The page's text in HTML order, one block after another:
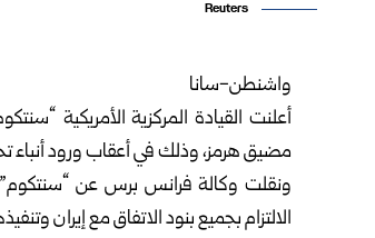
Reuters
واشنطن-سانا‏
أعلنت القيادة المركزية الأمريكية
مضيق هرمز، وذلك في أعقاب ورود أنباء
ونقلت وكالة فرانس برس عن “سنتكوم”
الالتزام بجميع بنود الاتفاق مع إيران